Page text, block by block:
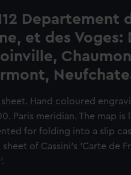
Departement
et des Voges:
sheet. Hand coloured
Paris meridian. The map is
for folding into a slip
of Cassini's 'Carte de